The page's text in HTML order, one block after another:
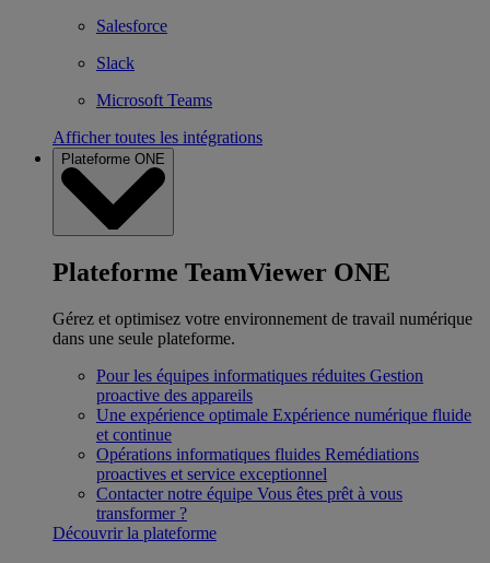
Salesforce
Slack
Microsoft Teams
Afficher toutes les intégrations
Plateforme ONE
Plateforme TeamViewer ONE
Gérez et optimisez votre environnement de travail numérique
dans une seule plateforme.
Pour les équipes informatiques réduites Gestion
proactive des appareils
Une expérience optimale Expérience numérique fluide
et continue
Opérations informatiques fluides Remédiations
proactives et service exceptionnel
Contacter notre équipe Vous êtes prêt à vous
transformer ?
Découvrir la plateforme